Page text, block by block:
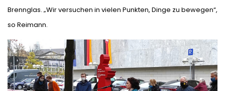
Brennglas. „Wir versuchen in vielen Punkten, Dinge zu bewegen“,
so Reimann.